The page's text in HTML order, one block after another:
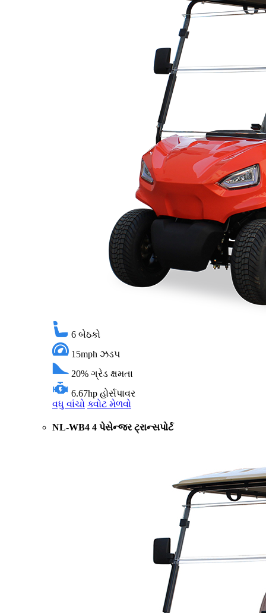
6 બેઠકો
15mph ઝડપ
20% ગ્રેડ ક્ષમતા
6.67hp હોર્સપાવર
વધુ વાંચો ક્વોટ મેળવો
NL-WB4 4 પેસેન્જર ટ્રાન્સપોર્ટ